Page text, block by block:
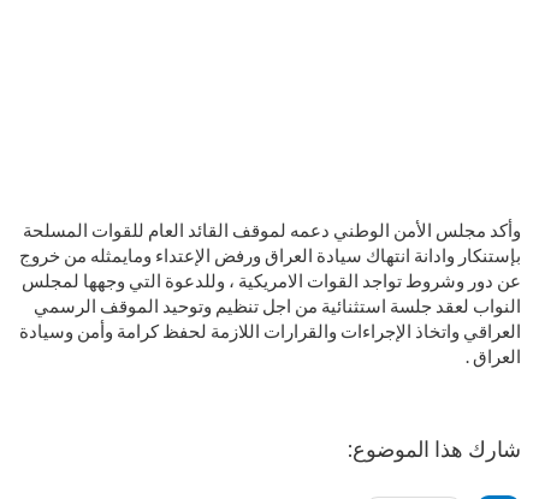
وأكد مجلس الأمن الوطني دعمه لموقف القائد العام للقوات المسلحة
بإستنكار وادانة انتهاك سيادة العراق ورفض الإعتداء ومايمثله من خروج
عن دور وشروط تواجد القوات الامريكية ، وللدعوة التي وجهها لمجلس
النواب لعقد جلسة استثنائية من اجل تنظيم وتوحيد الموقف الرسمي
العراقي واتخاذ الإجراءات والقرارات اللازمة لحفظ كرامة وأمن وسيادة
العراق .
شارك هذا الموضوع: